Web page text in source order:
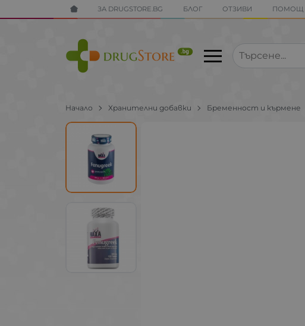
ЗА DRUGSTORE.BG БЛОГ ОТЗИВИ ПОМОЩ
Начало Хранителни добавки Бременност и кърмене